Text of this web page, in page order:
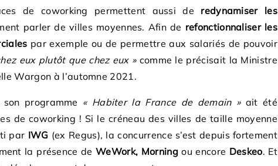
de coworking permettent aussi de redynamiser les
parler de villes moyennes. Afin de refonctionnaliser les
par exemple ou de permettre aux salariés de pouvoir
eux plutôt que chez eux »comme le précisait la Ministre
Wargon à l’automne 2021.
programme « Habiter la France de demain »ait été
de coworking ! Si le créneau des villes de taille moyenne
par IWG (ex Regus), la concurrence s’est depuis fortement
la présence deWeWork, Morningou encore Deskeo. Et